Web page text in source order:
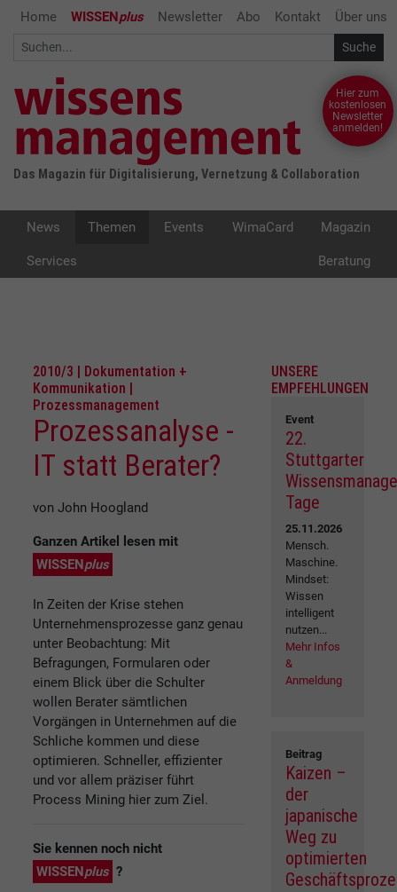
Home WISSENplus Newsletter Abo Kontakt Über uns
Das Magazin für Digitalisierung, Vernetzung & Collaboration
Hier zum
kostenlosen
Newsletter
anmelden!
News Themen Events WimaCard Magazin
Services Beratung
2010/3 | Dokumentation +
Kommunikation |
Prozessmanagement
Prozessanalyse -
IT statt Berater?
von John Hoogland
Ganzen Artikel lesen mit
WISSENplus
In Zeiten der Krise stehen
Unternehmensprozesse ganz genau
unter Beobachtung: Mit
Befragungen, Formularen oder
einem Blick über die Schulter
wollen Berater sämtlichen
Vorgängen in Unternehmen auf die
Schliche kommen und diese
optimieren. Schneller, effizienter
und vor allem präziser führt
Process Mining hier zum Ziel.
Sie kennen noch nicht
WISSENplus ?
UNSERE
EMPFEHLUNGEN
Event
22.
Stuttgarter
Tage
25.11.2026
Mensch.
Maschine.
Mindset:
Wissen
intelligent
nutzen...
Mehr Infos
&
Anmeldung
Beitrag
Kaizen –
der
japanische
Weg zu
optimierten